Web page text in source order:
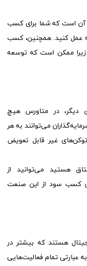
آن است که شما برای کسب
عمل کنید. همچنین، کسب
زیرا ممکن است که توسعه
دیگر، در متاورس هیچ
می‌توانند به هر
غیر قابل تعویض
هستید می‌توانید از
کسب سود از این صنعت
هستند که بیشتر در
عبارتی تمام فعالیت‌هایی